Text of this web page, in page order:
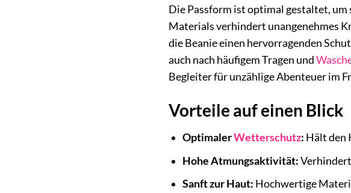
Die Passform ist optimal gestaltet, um
Materials verhindert unangenehmes
die Beanie einen hervorragenden
auch nach häufigem Tragen und
Begleiter für unzählige Abenteuer im
Vorteile auf einen Blick
OptimalerWetterschutz: Hält den
Hohe Atmungsaktivität:
Sanft zur Haut: Hochwertige